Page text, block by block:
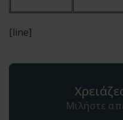
[line]
Μιλήστε